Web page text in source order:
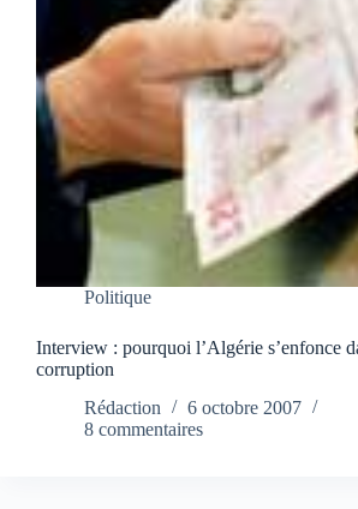
Politique
Interview : pourquoi l’Algérie s’enfonce
corruption
Rédaction
6 octobre 2007
8 commentaires